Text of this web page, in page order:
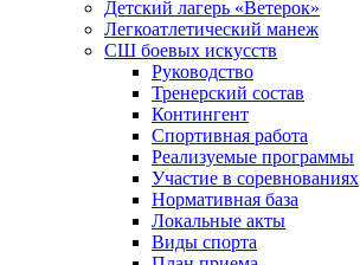
Детский лагерь «Ветерок»
Легкоатлетический манеж
СШ боевых искусств
Руководство
Тренерский состав
Контингент
Спортивная работа
Реализуемые программы
Участие в соревнованиях
Нормативная база
Локальные акты
Виды спорта